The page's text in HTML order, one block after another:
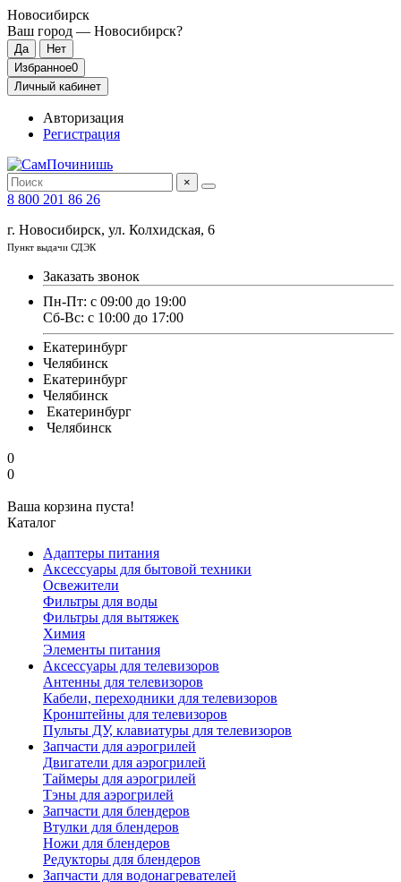
Новосибирск
Ваш город — Новосибирск?
Избранное0
Личный кабинет
Авторизация
Регистрация
×
8 800 201 86 26
г. Новосибирск, ул. Колхидская, 6
Пункт выдачи СДЭК
Заказать звонок
Пн-Пт: с 09:00 до 19:00
Сб-Вс: с 10:00 до 17:00
Екатеринбург
Челябинск
Екатеринбург
Челябинск
Екатеринбург
Челябинск
0
0
Ваша корзина пуста!
Каталог
Адаптеры питания
Аксессуары для бытовой техники
Освежители
Фильтры для воды
Фильтры для вытяжек
Химия
Элементы питания
Аксессуары для телевизоров
Антенны для телевизоров
Кабели, переходники для телевизоров
Кронштейны для телевизоров
Пульты ДУ, клавиатуры для телевизоров
Запчасти для аэрогрилей
Двигатели для аэрогрилей
Таймеры для аэрогрилей
Тэны для аэрогрилей
Запчасти для блендеров
Втулки для блендеров
Ножи для блендеров
Редукторы для блендеров
Запчасти для водонагревателей